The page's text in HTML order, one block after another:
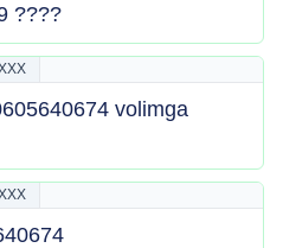
????
volimga